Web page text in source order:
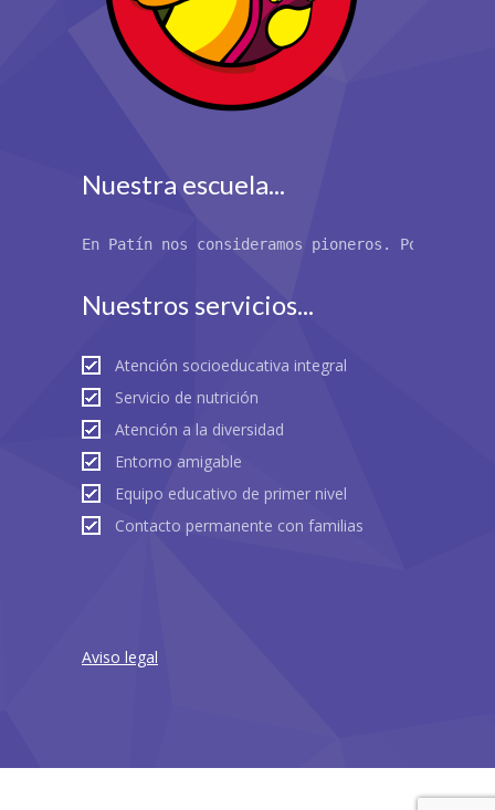
Nuestra escuela...
En Patín nos consideramos pioneros. Por
Nuestros servicios...
Atención socioeducativa integral
Servicio de nutrición
Atención a la diversidad
Entorno amigable
Equipo educativo de primer nivel
Contacto permanente con familias
Aviso legal